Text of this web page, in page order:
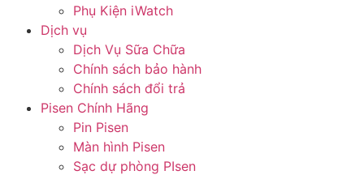
Phụ Kiện iWatch
Dịch vụ
Dịch Vụ Sữa Chữa
Chính sách bảo hành
Chính sách đổi trả
Pisen Chính Hãng
Pin Pisen
Màn hình Pisen
Sạc dự phòng PIsen